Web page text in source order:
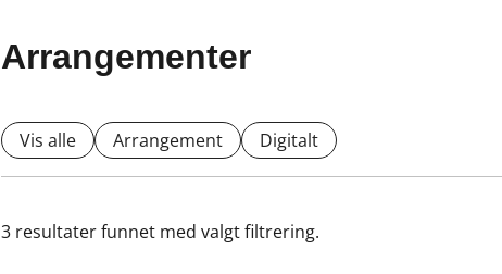
Arrangementer
Vis alle Arrangement Digitalt
3 resultater funnet med valgt filtrering.